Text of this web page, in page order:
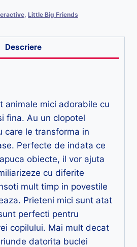
, Little Big Friends
Descriere
animale mici adorabile cu
fina. Au un clopotel
care le transforma in
Perfecte de indata ce
obiecte, il vor ajuta
cu diferite
mult timp in povestile
Prieteni mici sunt atat
perfecti pentru
copilului. Mai mult decat
datorita buclei